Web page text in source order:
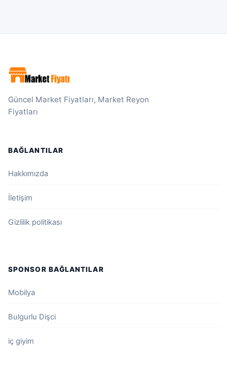
Güncel Market Fiyatları, Market Reyon
Fiyatları
BAĞLANTILAR
Hakkımızda
İletişim
Gizlilik politikası
SPONSOR BAĞLANTILAR
Mobilya
Bulgurlu Dişci
iç giyim